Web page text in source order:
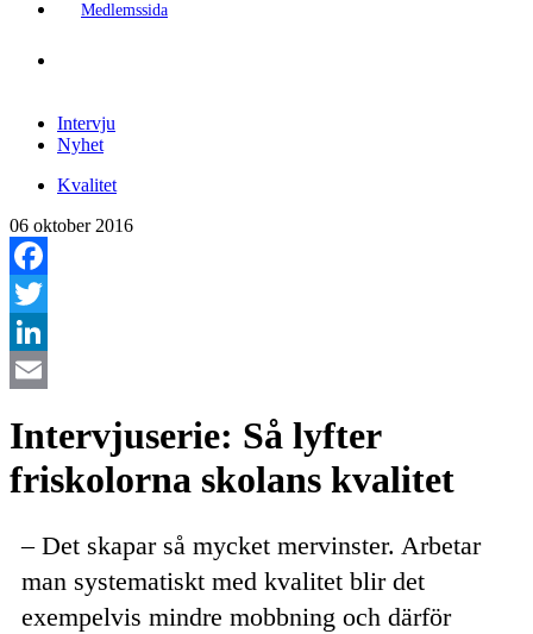
Medlemssida
Intervju
Nyhet
Kvalitet
06 oktober 2016
Facebook
Twitter
LinkedIn
Intervjuserie: Så lyfter
friskolorna skolans kvalitet
– Det skapar så mycket mervinster. Arbetar
man systematiskt med kvalitet blir det
exempelvis mindre mobbning och därför